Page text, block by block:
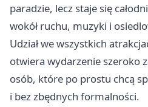
paradzie, lecz staje się
wokół ruchu, muzyki i
Udział we wszystkich
otwiera wydarzenie szeroko
osób, które po prostu chcą
i bez zbędnych formalności.